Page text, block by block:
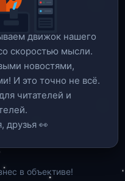
движок нашего
скоростью мысли.
новостями,
И это точно не всё.
читателей и
друзья 👀
в объективе!